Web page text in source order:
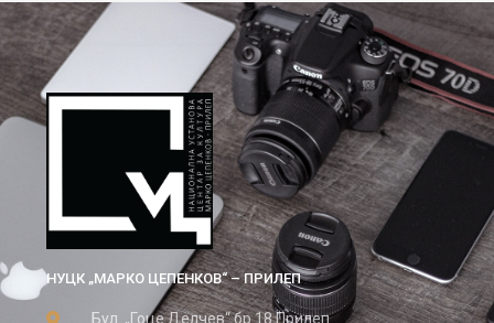
НУЦК „МАРКО ЦЕПЕНКОВ“ – ПРИЛЕП
Бул. „Гоце Делчев“ бр.18 Прилеп